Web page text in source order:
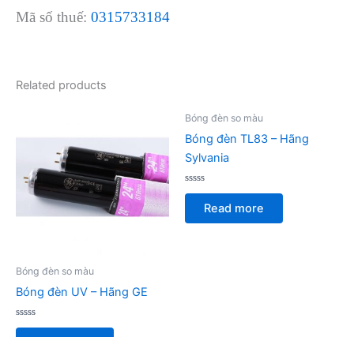
Mã số thuế: 0315733184
Related products
Bóng đèn so màu
Bóng đèn UV – Hãng GE
Rated
Bóng đèn so màu
Bóng đèn TL83 – Hãng
Sylvania
Rated
of
Read more